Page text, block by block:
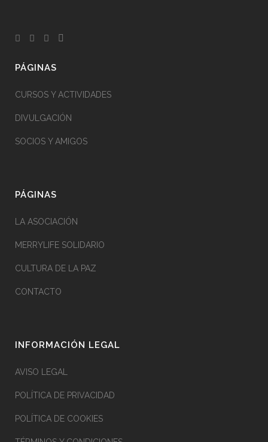
PÁGINAS
CURSOS Y ACTIVIDADES
DIVULGACIÓN
SOCIOS Y AMIGOS
PÁGINAS
LA ASOCIACIÓN
MERRYLIFE SOLIDARIO
CULTURA DE LA PAZ
CONTACTO
INFORMACIÓN LEGAL
AVISO LEGAL
POLÍTICA DE PRIVACIDAD
POLÍTICA DE COOKIES